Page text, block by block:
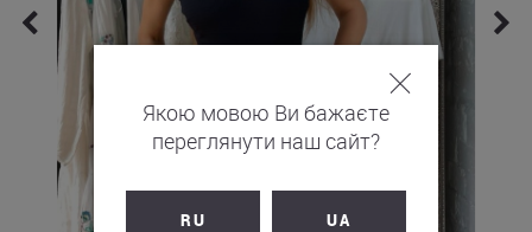
Якою мовою Ви бажаєте
переглянути наш сайт?
RU UA